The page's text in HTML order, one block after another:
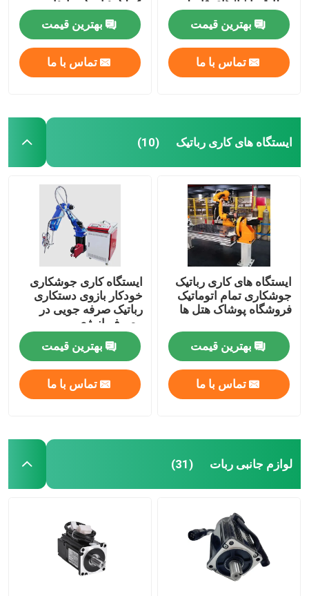
صفحه اصلی
محصولات
فیلم های
درباره ما
کنترل کیفیت
اخبار
های مختلف
بهترین قیمت
تماس با ما
قابل اعتماد
بهترین قیمت
تماس با ما
ایستگاه های کاری رباتیک (10)
ایستگاه های کاری رباتیک
جوشکاری تمام اتوماتیک
فروشگاه پوشاک هتل ها
بهترین قیمت
تماس با ما
ایستگاه کاری جوشکاری
خودکار بازوی دستکاری
رباتیک صرفه جویی در
مصرف انرژی
3000/6000 وات
بهترین قیمت
تماس با ما
لوازم جانبی ربات (31)